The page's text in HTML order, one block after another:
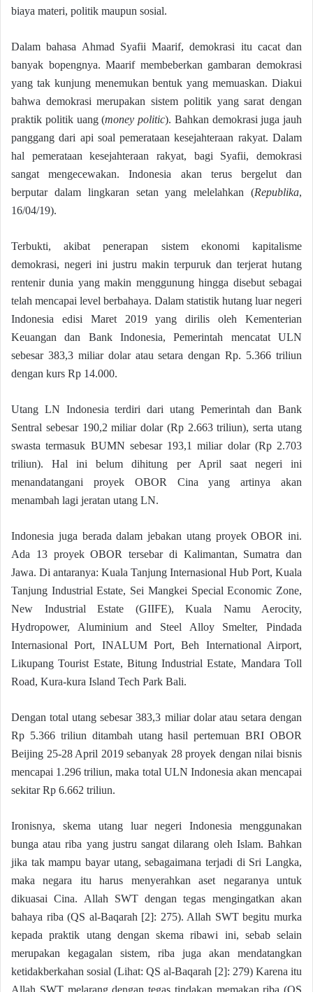
biaya materi, politik maupun sosial.
Dalam bahasa Ahmad Syafii Maarif, demokrasi itu cacat dan
banyak bopengnya. Maarif membeberkan gambaran demokrasi
yang tak kunjung menemukan bentuk yang memuaskan. Diakui
bahwa demokrasi merupakan sistem politik yang sarat dengan
praktik politik uang (money politic). Bahkan demokrasi juga jauh
panggang dari api soal pemerataan kesejahteraan rakyat. Dalam
hal pemerataan kesejahteraan rakyat, bagi Syafii, demokrasi
sangat mengecewakan. Indonesia akan terus bergelut dan
berputar dalam lingkaran setan yang melelahkan (Republika,
16/04/19).
Terbukti, akibat penerapan sistem ekonomi kapitalisme
demokrasi, negeri ini justru makin terpuruk dan terjerat hutang
rentenir dunia yang makin menggunung hingga disebut sebagai
telah mencapai level berbahaya. Dalam statistik hutang luar negeri
Indonesia edisi Maret 2019 yang dirilis oleh Kementerian
Keuangan dan Bank Indonesia, Pemerintah mencatat ULN
sebesar 383,3 miliar dolar atau setara dengan Rp. 5.366 triliun
dengan kurs Rp 14.000.
Utang LN Indonesia terdiri dari utang Pemerintah dan Bank
Sentral sebesar 190,2 miliar dolar (Rp 2.663 triliun), serta utang
swasta termasuk BUMN sebesar 193,1 miliar dolar (Rp 2.703
triliun). Hal ini belum dihitung per April saat negeri ini
menandatangani proyek OBOR Cina yang artinya akan
menambah lagi jeratan utang LN.
Indonesia juga berada dalam jebakan utang proyek OBOR ini.
Ada 13 proyek OBOR tersebar di Kalimantan, Sumatra dan
Jawa. Di antaranya: Kuala Tanjung Internasional Hub Port, Kuala
Tanjung Industrial Estate, Sei Mangkei Special Economic Zone,
New Industrial Estate (GIIFE), Kuala Namu Aerocity,
Hydropower, Aluminium and Steel Alloy Smelter, Pindada
Internasional Port, INALUM Port, Beh International Airport,
Likupang Tourist Estate, Bitung Industrial Estate, Mandara Toll
Road, Kura-kura Island Tech Park Bali.
Dengan total utang sebesar 383,3 miliar dolar atau setara dengan
Rp 5.366 triliun ditambah utang hasil pertemuan BRI OBOR
Beijing 25-28 April 2019 sebanyak 28 proyek dengan nilai bisnis
mencapai 1.296 triliun, maka total ULN Indonesia akan mencapai
sekitar Rp 6.662 triliun.
Ironisnya, skema utang luar negeri Indonesia menggunakan
bunga atau riba yang justru sangat dilarang oleh Islam. Bahkan
jika tak mampu bayar utang, sebagaimana terjadi di Sri Langka,
maka negara itu harus menyerahkan aset negaranya untuk
dikuasai Cina. Allah SWT dengan tegas mengingatkan akan
bahaya riba (QS al-Baqarah [2]: 275). Allah SWT begitu murka
kepada praktik utang dengan skema ribawi ini, sebab selain
merupakan kegagalan sistem, riba juga akan mendatangkan
ketidakberkahan sosial (Lihat: QS al-Baqarah [2]: 279) Karena itu